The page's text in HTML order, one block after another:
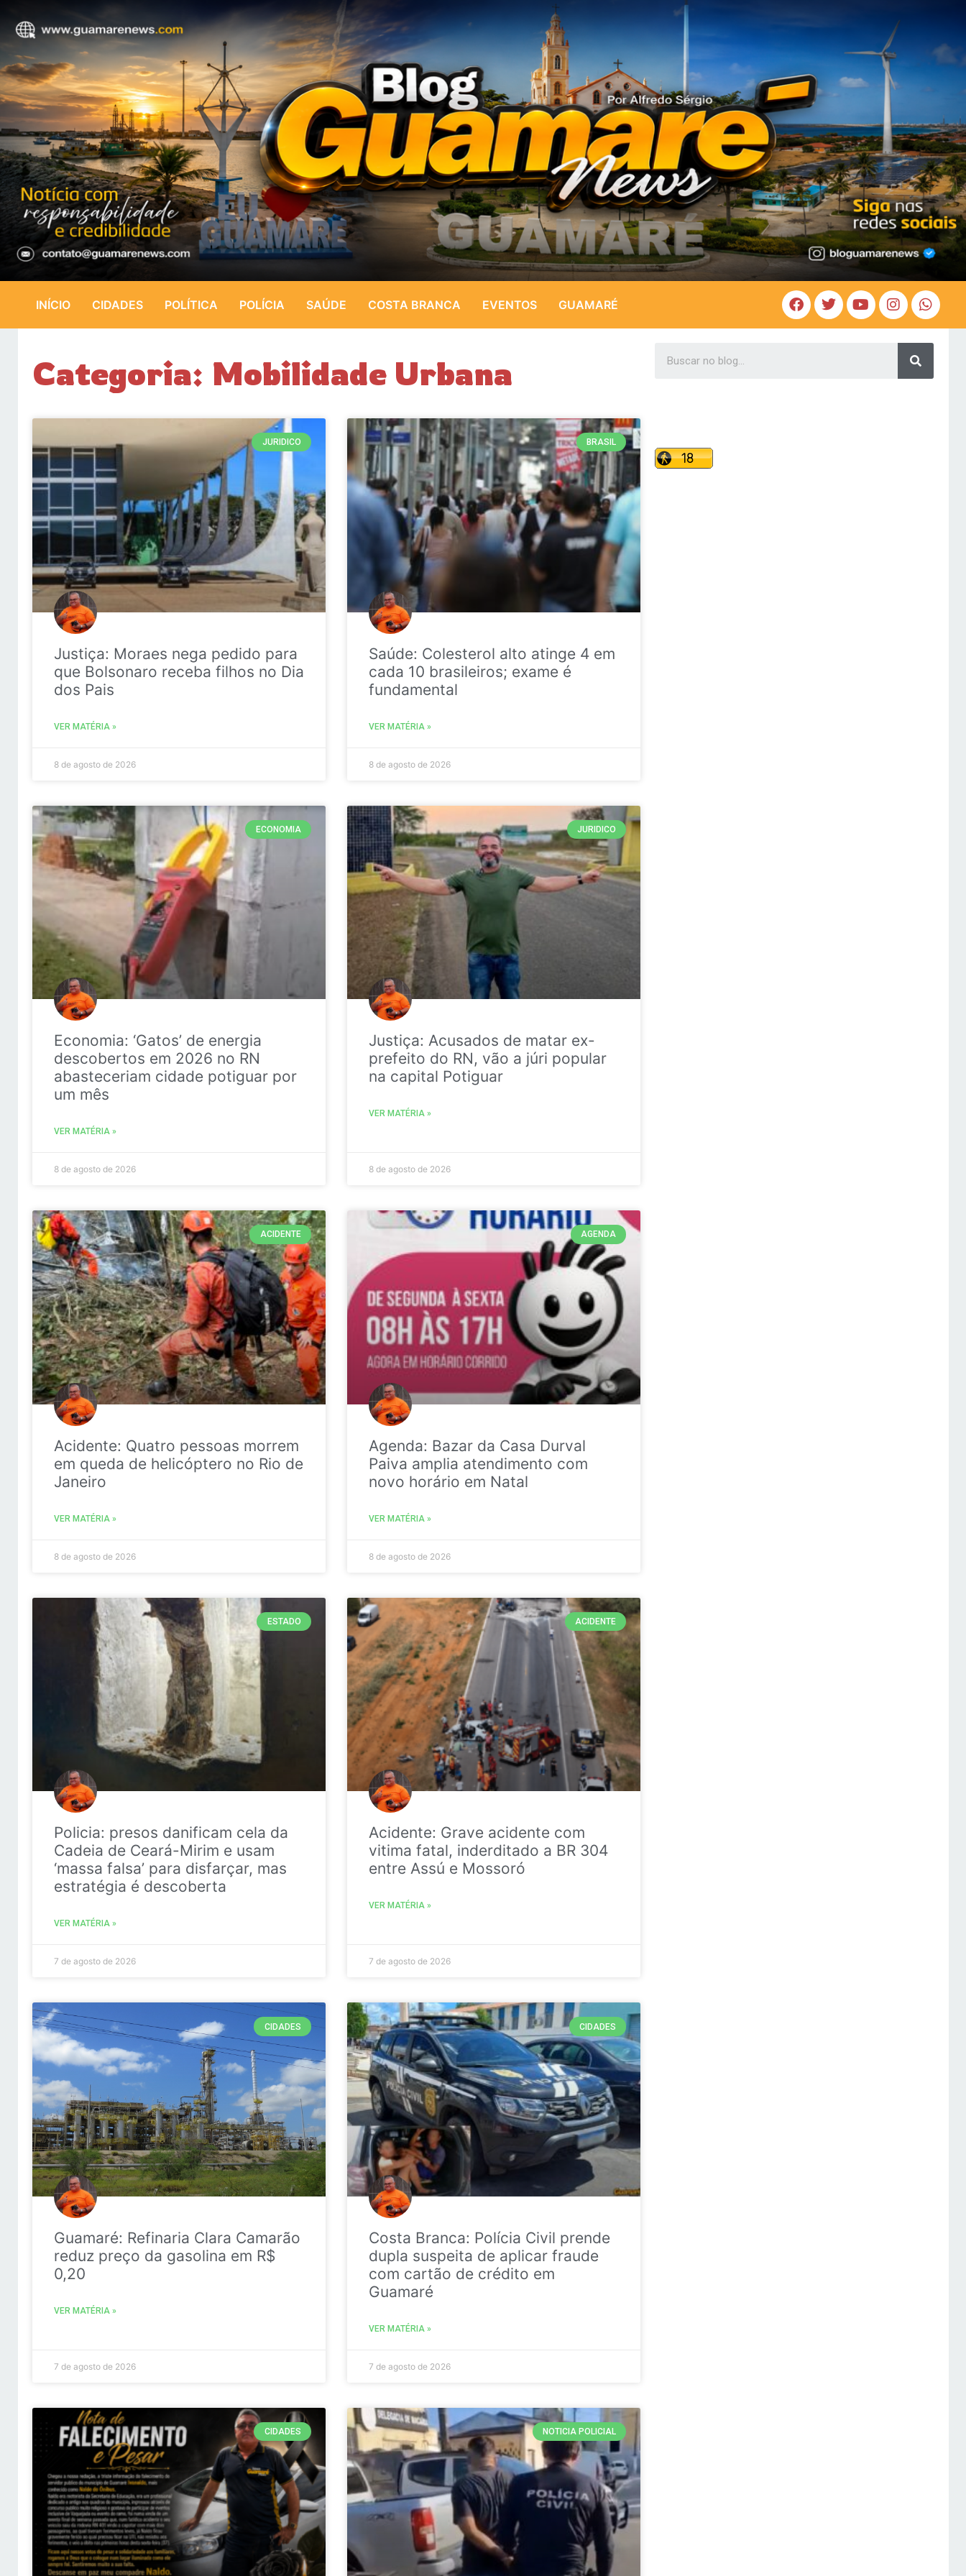
INÍCIO CIDADES POLÍTICA POLÍCIA SAÚDE COSTA BRANCA EVENTOS GUAMARÉ
Categoria: Mobilidade Urbana
JURIDICO
Justiça: Moraes nega pedido para
que Bolsonaro receba filhos no Dia
dos Pais
VER MATÉRIA »
8 de agosto de 2026
BRASIL
Saúde: Colesterol alto atinge 4 em
cada 10 brasileiros; exame é
fundamental
VER MATÉRIA »
8 de agosto de 2026
ECONOMIA
Economia: ‘Gatos’ de energia
descobertos em 2026 no RN
abasteceriam cidade potiguar por
um mês
VER MATÉRIA »
8 de agosto de 2026
JURIDICO
Justiça: Acusados de matar ex-
prefeito do RN, vão a júri popular
na capital Potiguar
VER MATÉRIA »
8 de agosto de 2026
ACIDENTE
Acidente: Quatro pessoas morrem
em queda de helicóptero no Rio de
Janeiro
VER MATÉRIA »
8 de agosto de 2026
AGENDA
Agenda: Bazar da Casa Durval
Paiva amplia atendimento com
novo horário em Natal
VER MATÉRIA »
8 de agosto de 2026
ESTADO
Policia: presos danificam cela da
Cadeia de Ceará-Mirim e usam
‘massa falsa’ para disfarçar, mas
estratégia é descoberta
VER MATÉRIA »
7 de agosto de 2026
ACIDENTE
Acidente: Grave acidente com
vitima fatal, inderditado a BR 304
entre Assú e Mossoró
VER MATÉRIA »
7 de agosto de 2026
CIDADES
Guamaré: Refinaria Clara Camarão
reduz preço da gasolina em R$
0,20
VER MATÉRIA »
7 de agosto de 2026
CIDADES
Costa Branca: Polícia Civil prende
dupla suspeita de aplicar fraude
com cartão de crédito em
Guamaré
VER MATÉRIA »
7 de agosto de 2026
CIDADES NOTICIA POLICIAL